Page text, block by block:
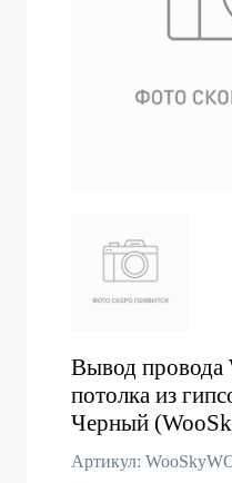
Вывод провода
потолка из
Черный
Артикул: